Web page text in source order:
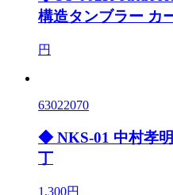
構造タンブラー カ
円
63022070
◆ NKS-01 中村孝
丁
1,300円